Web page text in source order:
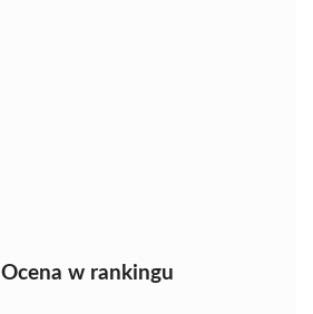
Ocena w rankingu